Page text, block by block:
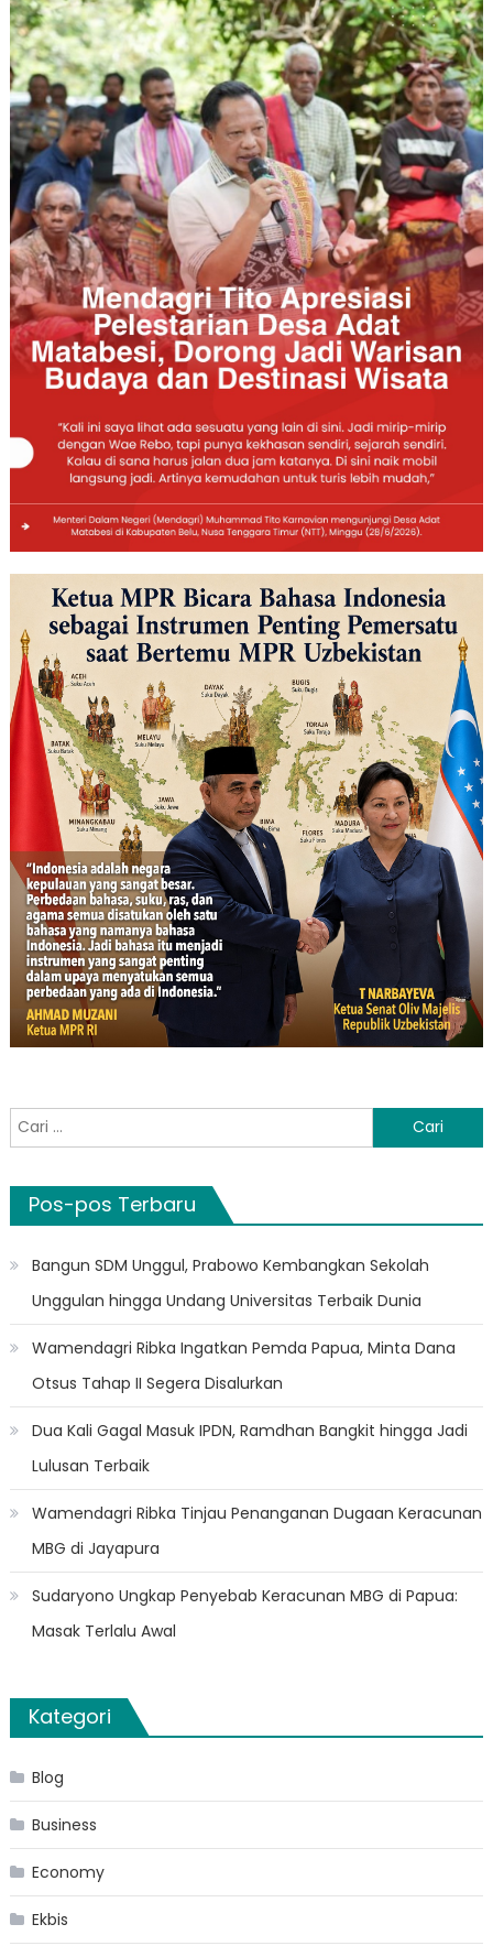
Cari
untuk:
Pos-pos Terbaru
Bangun SDM Unggul, Prabowo Kembangkan Sekolah
Unggulan hingga Undang Universitas Terbaik Dunia
Wamendagri Ribka Ingatkan Pemda Papua, Minta Dana
Otsus Tahap II Segera Disalurkan
Dua Kali Gagal Masuk IPDN, Ramdhan Bangkit hingga Jadi
Lulusan Terbaik
Wamendagri Ribka Tinjau Penanganan Dugaan Keracunan
MBG di Jayapura
Sudaryono Ungkap Penyebab Keracunan MBG di Papua:
Masak Terlalu Awal
Kategori
Blog
Business
Economy
Ekbis